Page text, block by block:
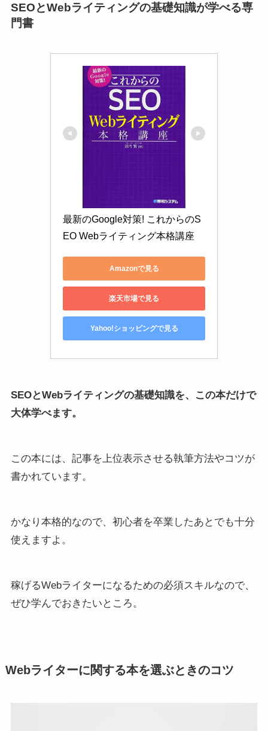
SEOとWebライティングの基礎知識が学べる専
門書
最新のGoogle対策! これからのS
EO Webライティング本格講座
Amazonで見る
楽天市場で見る
Yahoo!ショッピングで見る
SEOとWebライティングの基礎知識を、この本だけで
大体学べます。
この本には、記事を上位表示させる執筆方法やコツが
書かれています。
かなり本格的なので、初心者を卒業したあとでも十分
使えますよ。
稼げるWebライターになるための必須スキルなので、
ぜひ学んでおきたいところ。
Webライターに関する本を選ぶときのコツ